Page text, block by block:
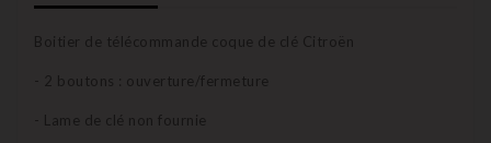
Boitier de télécommande coque de clé Citroën
- 2 boutons : ouverture/fermeture
- Lame de clé non fournie